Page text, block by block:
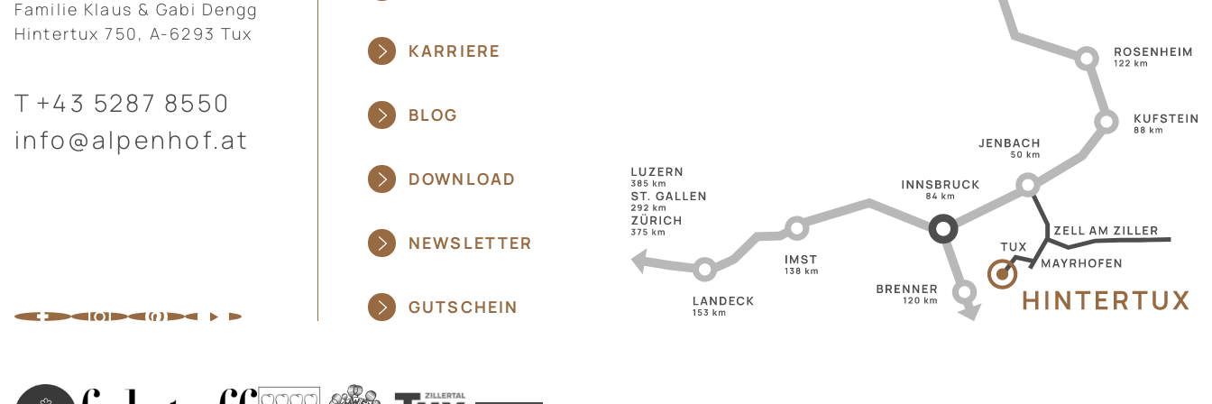
Familie Klaus & Gabi Dengg
Hintertux 750, A-6293 Tux
T +43 5287 8550
info@alpenhof.at
KARRIERE
BLOG
DOWNLOAD
NEWSLETTER
GUTSCHEIN